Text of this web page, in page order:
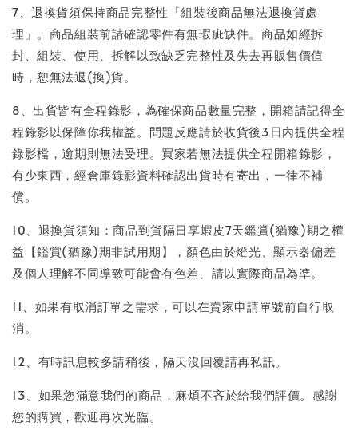
7、退換貨須保持商品完整性「組裝後商品無法退換貨處
理」。商品組裝前請確認零件有無瑕疵缺件。商品如經拆
封、組裝、使用、拆解以致缺乏完整性及失去再販售價值
時，恕無法退(換)貨。
8、出貨皆有全程錄影，為確保商品數量完整，開箱請記得全
程錄影以保障你我權益。問題反應請於收貨後3日內提供全程
錄影檔，逾期則無法受理。買家若無法提供全程開箱錄影，
有少東西，經倉庫錄影資料確認出貨時有寄出，一律不補
償。
10、退換貨須知：商品到貨隔日享蝦皮7天鑑賞(猶豫)期之權
益【鑑賞(猶豫)期非試用期】，顏色由於燈光、顯示器偏差
及個人理解不同導致可能會有色差、請以實際商品為凖。
11、如果有取消訂單之需求，可以在賣家申請單號前自行取
消。
12、有時訊息較多請稍後，隔天沒回覆請再私訊。
13、如果您滿意我們的商品，麻煩不吝於給我們評價。感謝
您的購買，歡迎再次光臨。